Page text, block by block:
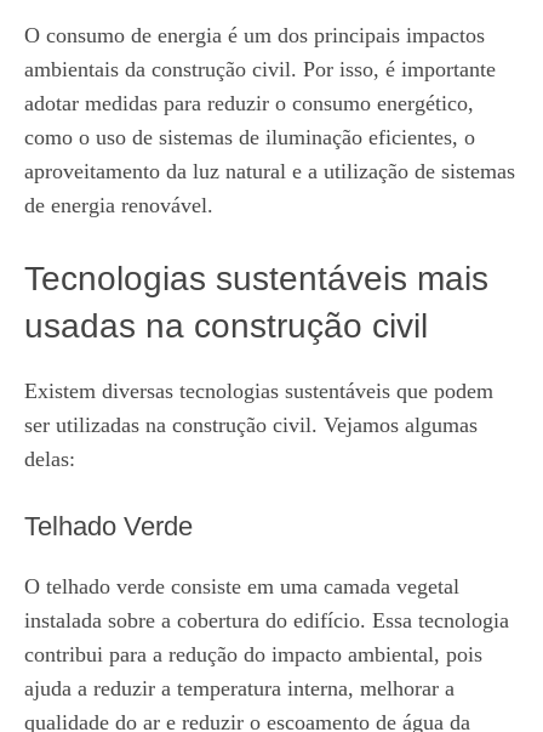
O consumo de energia é um dos principais impactos
ambientais da construção civil. Por isso, é importante
adotar medidas para reduzir o consumo energético,
como o uso de sistemas de iluminação eficientes, o
aproveitamento da luz natural e a utilização de sistemas
de energia renovável.
Tecnologias sustentáveis mais
usadas na construção civil
Existem diversas tecnologias sustentáveis que podem
ser utilizadas na construção civil. Vejamos algumas
delas:
Telhado Verde
O telhado verde consiste em uma camada vegetal
instalada sobre a cobertura do edifício. Essa tecnologia
contribui para a redução do impacto ambiental, pois
ajuda a reduzir a temperatura interna, melhorar a
qualidade do ar e reduzir o escoamento de água da